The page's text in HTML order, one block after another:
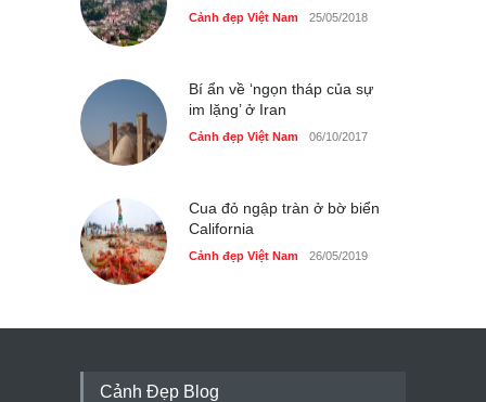
Cảnh đẹp Việt Nam 25/05/2018
Bí ẩn về ‘ngọn tháp của sự
im lặng’ ở Iran
Cảnh đẹp Việt Nam 06/10/2017
Cua đỏ ngập tràn ở bờ biển
California
Cảnh đẹp Việt Nam 26/05/2019
Cảnh Đẹp Blog